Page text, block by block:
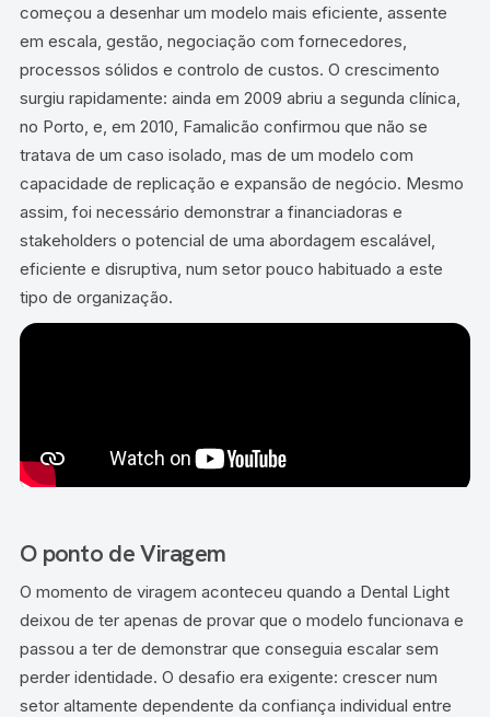
começou a desenhar um modelo mais eficiente, assente
em escala, gestão, negociação com fornecedores,
processos sólidos e controlo de custos. O crescimento
surgiu rapidamente: ainda em 2009 abriu a segunda clínica,
no Porto, e, em 2010, Famalicão confirmou que não se
tratava de um caso isolado, mas de um modelo com
capacidade de replicação e expansão de negócio. Mesmo
assim, foi necessário demonstrar a financiadoras e
stakeholders o potencial de uma abordagem escalável,
eficiente e disruptiva, num setor pouco habituado a este
tipo de organização.
O ponto de Viragem
O momento de viragem aconteceu quando a Dental Light
deixou de ter apenas de provar que o modelo funcionava e
passou a ter de demonstrar que conseguia escalar sem
perder identidade. O desafio era exigente: crescer num
setor altamente dependente da confiança individual entre